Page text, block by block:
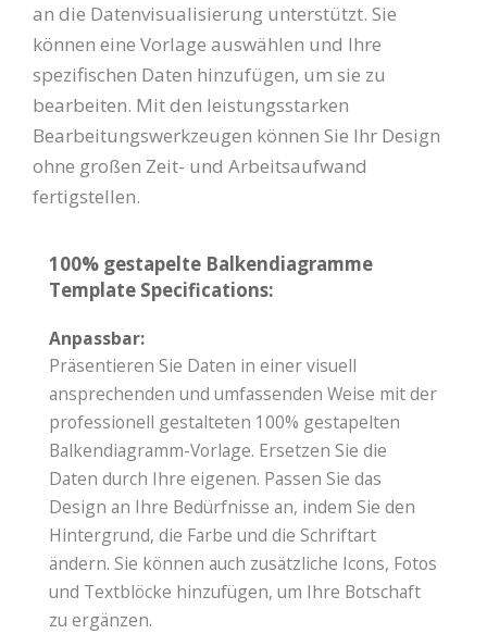
an die Datenvisualisierung unterstützt. Sie
können eine Vorlage auswählen und Ihre
spezifischen Daten hinzufügen, um sie zu
bearbeiten. Mit den leistungsstarken
Bearbeitungswerkzeugen können Sie Ihr Design
ohne großen Zeit- und Arbeitsaufwand
fertigstellen.
100% gestapelte Balkendiagramme
Template Specifications:
Anpassbar:
Präsentieren Sie Daten in einer visuell
ansprechenden und umfassenden Weise mit der
professionell gestalteten 100% gestapelten
Balkendiagramm-Vorlage. Ersetzen Sie die
Daten durch Ihre eigenen. Passen Sie das
Design an Ihre Bedürfnisse an, indem Sie den
Hintergrund, die Farbe und die Schriftart
ändern. Sie können auch zusätzliche Icons, Fotos
und Textblöcke hinzufügen, um Ihre Botschaft
zu ergänzen.